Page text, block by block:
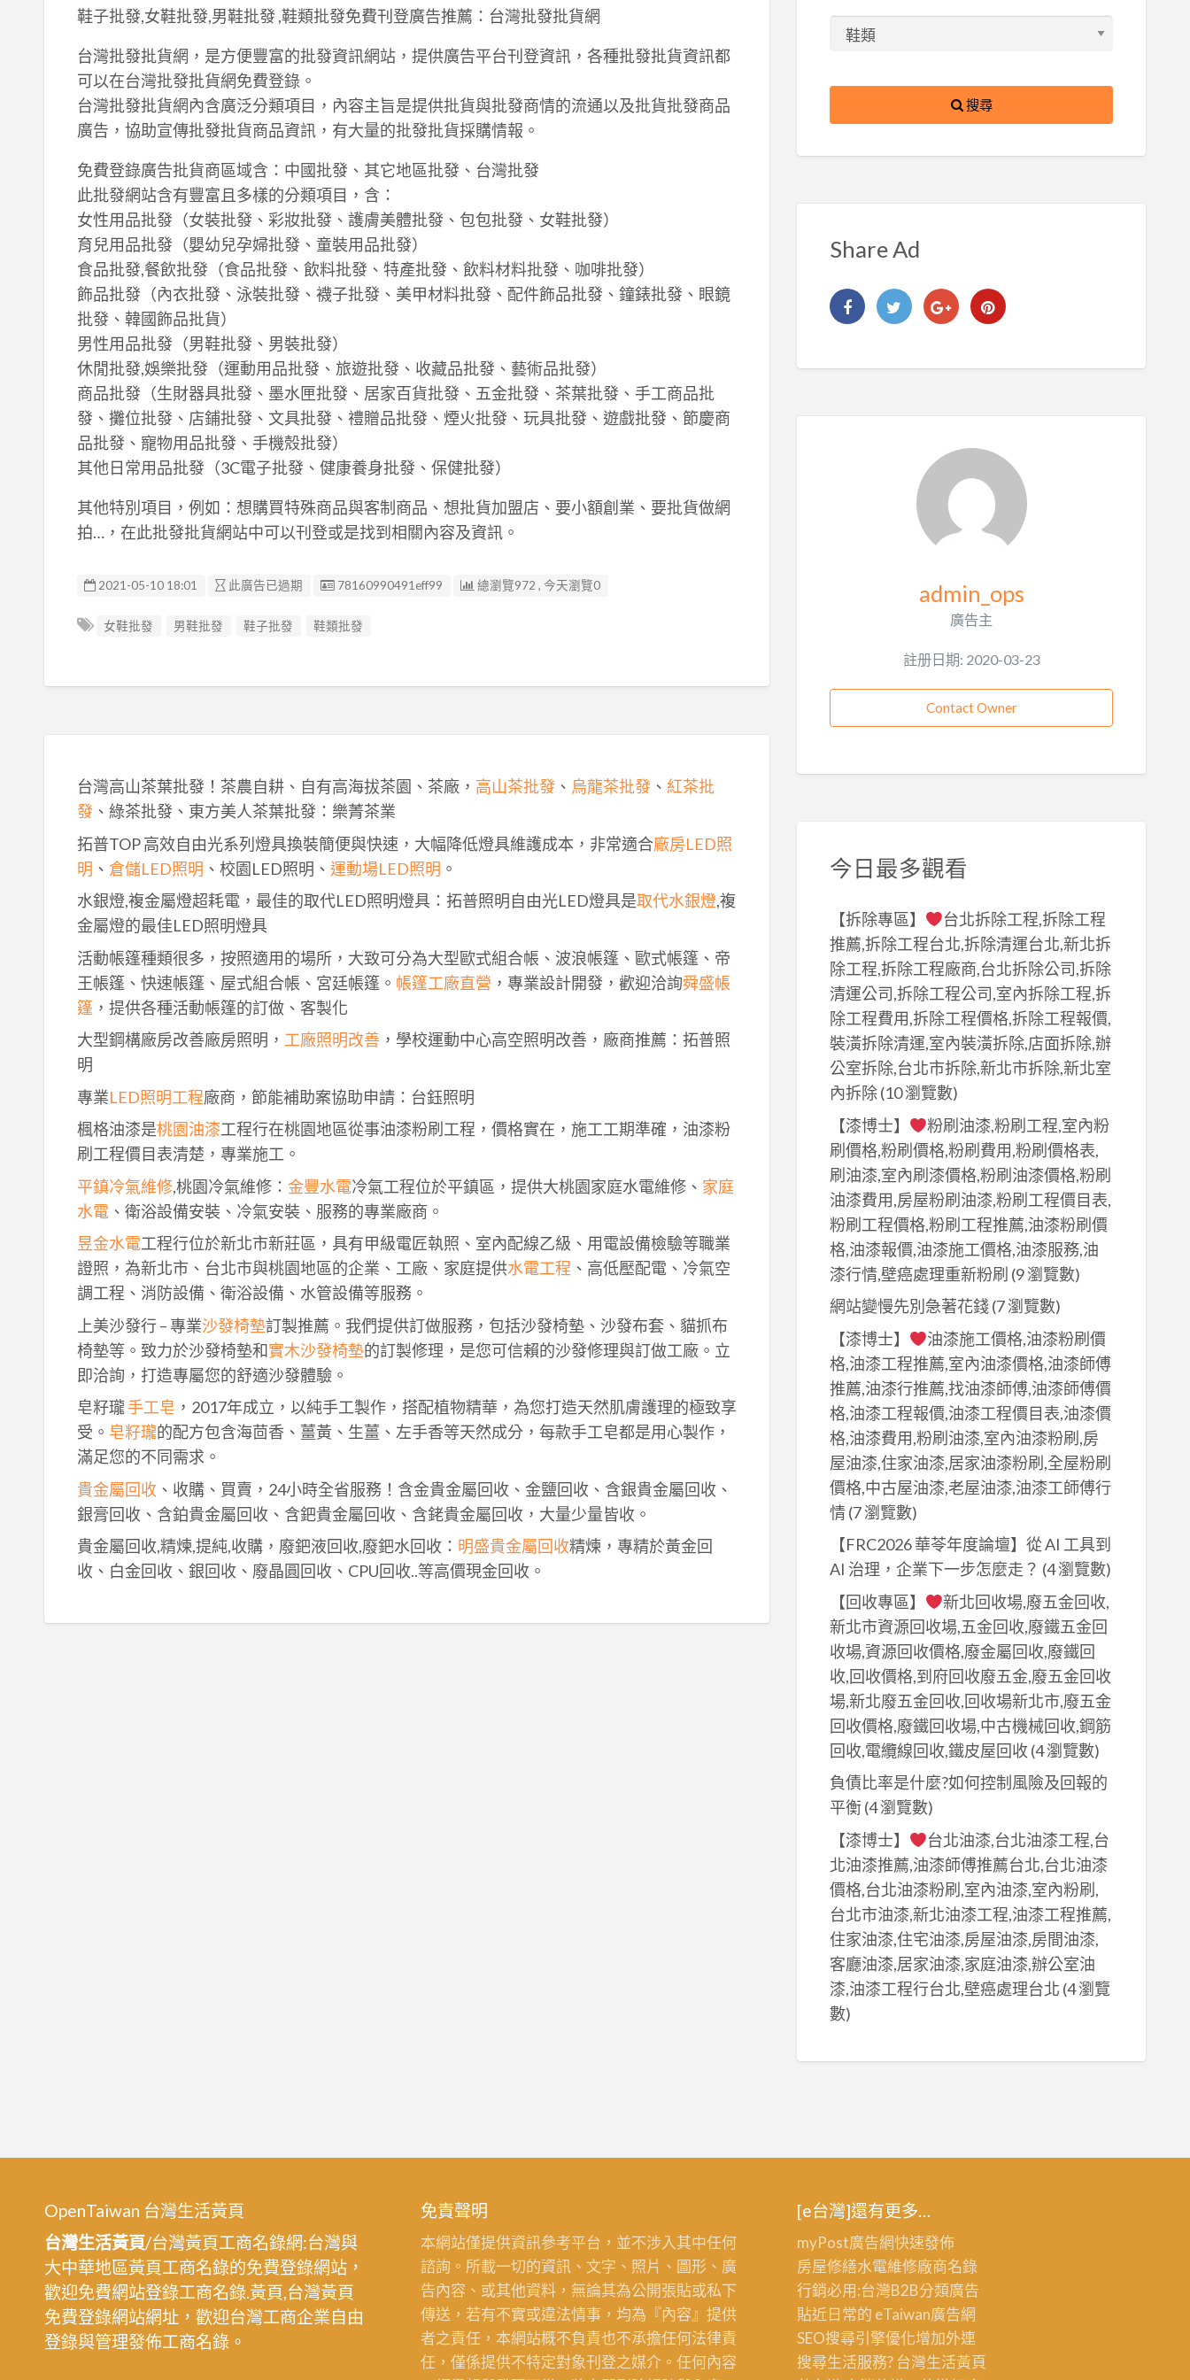
鞋子批發,女鞋批發,男鞋批發 ,鞋類批發免費刊登廣告推薦：台灣批發批貨網
台灣批發批貨網，是方便豐富的批發資訊網站，提供廣告平台刊登資訊，各種批發批貨資訊都
可以在台灣批發批貨網免費登錄。
台灣批發批貨網內含廣泛分類項目，內容主旨是提供批貨與批發商情的流通以及批貨批發商品
廣告，協助宣傳批發批貨商品資訊，有大量的批發批貨採購情報。
免費登錄廣告批貨商區域含：中國批發、其它地區批發、台灣批發
此批發網站含有豐富且多樣的分類項目，含：
女性用品批發（女裝批發、彩妝批發、護膚美體批發、包包批發、女鞋批發）
育兒用品批發（嬰幼兒孕婦批發、童裝用品批發）
食品批發,餐飲批發（食品批發、飲料批發、特產批發、飲料材料批發、咖啡批發）
飾品批發（內衣批發、泳裝批發、襪子批發、美甲材料批發、配件飾品批發、鐘錶批發、眼鏡
批發、韓國飾品批貨）
男性用品批發（男鞋批發、男裝批發）
休閒批發,娛樂批發（運動用品批發、旅遊批發、收藏品批發、藝術品批發）
商品批發（生財器具批發、墨水匣批發、居家百貨批發、五金批發、茶葉批發、手工商品批
發、攤位批發、店鋪批發、文具批發、禮贈品批發、煙火批發、玩具批發、遊戲批發、節慶商
品批發、寵物用品批發、手機殼批發）
其他日常用品批發（3C電子批發、健康養身批發、保健批發）
其他特別項目，例如：想購買特殊商品與客制商品、想批貨加盟店、要小額創業、要批貨做網
拍…，在此批發批貨網站中可以刊登或是找到相關內容及資訊。
2021-05-10 18:01 此廣告已過期 廣告编號
78160990491eff99 總瀏覽972 , 今天瀏覽0
女鞋批發 男鞋批發 鞋子批發 鞋類批發
台灣高山茶葉批發！茶農自耕、自有高海拔茶園、茶廠， 高山茶批發、 烏龍茶批發、 紅茶批
發、綠茶批發、東方美人茶葉批發：樂菁茶業
拓普TOP 高效自由光系列燈具換裝簡便與快速，大幅降低燈具維護成本，非常適合廠房LED照
明 、 倉儲LED照明 、校園LED照明、 運動場LED照明 。
水銀燈,複金屬燈超耗電，最佳的取代LED照明燈具：拓普照明自由光LED燈具是取代水銀燈,複
金屬燈的最佳LED照明燈具
活動帳篷種類很多，按照適用的場所，大致可分為大型歐式組合帳、波浪帳篷、歐式帳篷、帝
王帳篷、快速帳篷、屋式組合帳、宮廷帳篷。 帳篷工廠直營 ，專業設計開發，歡迎洽詢舜盛帳
篷，提供各種活動帳篷的訂做、客製化
大型鋼構廠房改善廠房照明， 工廠照明改善，學校運動中心高空照明改善，廠商推薦：拓普照
明
專業LED照明工程廠商，節能補助案協助申請：台鈺照明
楓格油漆是桃園油漆工程行在桃園地區從事油漆粉刷工程，價格實在，施工工期準確，油漆粉
刷工程價目表清楚，專業施工。
平鎮冷氣維修,桃園冷氣維修： 金豐水電冷氣工程位於平鎮區，提供大桃園家庭水電維修、 家庭
水電、衛浴設備安裝、冷氣安裝、服務的專業廠商。
昱金水電工程行位於新北市新莊區，具有甲級電匠執照、室內配線乙級、用電設備檢驗等職業
證照，為新北市、台北市與桃園地區的企業、工廠、家庭提供水電工程 、高低壓配電、冷氣空
調工程、消防設備、衛浴設備、水管設備等服務。
上美沙發行 – 專業沙發椅墊訂製推薦。我們提供訂做服務，包括沙發椅墊、沙發布套、貓抓布
椅墊等。致力於沙發椅墊和實木沙發椅墊的訂製修理，是您可信賴的沙發修理與訂做工廠。立
即洽詢，打造專屬您的舒適沙發體驗。
皂籽瓏手工皂 ，2017年成立，以純手工製作，搭配植物精華，為您打造天然肌膚護理的極致享
受。 皂籽瓏的配方包含海茴香、薑黃、生薑、左手香等天然成分，每款手工皂都是用心製作，
滿足您的不同需求。
貴金屬回收、收購、買賣，24小時全省服務！含金貴金屬回收、金鹽回收、含銀貴金屬回收、
銀膏回收、含鉑貴金屬回收、含鈀貴金屬回收、含銠貴金屬回收，大量少量皆收。
貴金屬回收,精煉,提純,收購，廢鈀液回收,廢鈀水回收： 明盛貴金屬回收精煉，專精於黃金回
收、白金回收、銀回收、廢晶圓回收、CPU回收..等高價現金回收。
搜尋
Share Ad
admin_ops
廣告主
註册日期: 2020-03-23
Contact Owner
今日最多觀看
【拆除專區】
台北拆除工程,拆除工程
推薦,拆除工程台北,拆除清運台北,新北拆
除工程,拆除工程廠商,台北拆除公司,拆除
清運公司,拆除工程公司,室內拆除工程,拆
除工程費用,拆除工程價格,拆除工程報價,
裝潢拆除清運,室內裝潢拆除,店面拆除,辦
公室拆除,台北市拆除,新北市拆除,新北室
內拆除(10 瀏覽數)
【漆博士】
粉刷油漆,粉刷工程,室內粉
刷價格,粉刷價格,粉刷費用,粉刷價格表,
刷油漆,室內刷漆價格,粉刷油漆價格,粉刷
油漆費用,房屋粉刷油漆,粉刷工程價目表,
粉刷工程價格,粉刷工程推薦,油漆粉刷價
格,油漆報價,油漆施工價格,油漆服務,油
漆行情,壁癌處理重新粉刷 (9 瀏覽數)
網站變慢先別急著花錢(7 瀏覽數)
【漆博士】
油漆施工價格,油漆粉刷價
格,油漆工程推薦,室內油漆價格,油漆師傅
推薦,油漆行推薦,找油漆師傅,油漆師傅價
格,油漆工程報價,油漆工程價目表,油漆價
格,油漆費用,粉刷油漆,室內油漆粉刷,房
屋油漆,住家油漆,居家油漆粉刷,全屋粉刷
價格,中古屋油漆,老屋油漆,油漆工師傅行
情(7 瀏覽數)
【FRC2026 華苓年度論壇】從 AI 工具到
AI 治理，企業下一步怎麼走？ (4 瀏覽數)
【回收專區】
新北回收場,廢五金回收,
新北市資源回收場,五金回收,廢鐵五金回
收場,資源回收價格,廢金屬回收,廢鐵回
收,回收價格,到府回收廢五金,廢五金回收
場,新北廢五金回收,回收場新北市,廢五金
回收價格,廢鐵回收場,中古機械回收,鋼筋
回收,電纜線回收,鐵皮屋回收(4 瀏覽數)
負債比率是什麼?如何控制風險及回報的
平衡(4 瀏覽數)
【漆博士】
台北油漆,台北油漆工程,台
北油漆推薦,油漆師傅推薦台北,台北油漆
價格,台北油漆粉刷,室內油漆,室內粉刷,
台北市油漆,新北油漆工程,油漆工程推薦,
住家油漆,住宅油漆,房屋油漆,房間油漆,
客廳油漆,居家油漆,家庭油漆,辦公室油
漆,油漆工程行台北,壁癌處理台北 (4 瀏覽
數)
OpenTaiwan 台灣生活黃頁
台灣生活黃頁/台灣黃頁工商名錄網:台灣與
大中華地區黃頁工商名錄的免費登錄網站，
歡迎免費網站登錄工商名錄.黃頁,台灣黃頁
免費登錄網站網址，歡迎台灣工商企業自由
登錄與管理發佈工商名錄。
免責聲明
本網站僅提供資訊參考平台，並不涉入其中任何
諮詢。所載一切的資訊、文字、照片、圖形、廣
告內容、或其他資料，無論其為公開張貼或私下
傳送，若有不實或違法情事，均為『內容』提供
者之責任，本網站概不負責也不承擔任何法律責
任，僅係提供不特定對象刊登之媒介。任何內容
[e台灣]還有更多…
myPost廣告網快速發佈
房屋修繕水電維修廠商名錄
行銷必用:台灣B2B分類廣告
貼近日常的 eTaiwan廣告網
SEO搜尋引擎優化增加外連
搜尋生活服務? 台灣生活黃頁